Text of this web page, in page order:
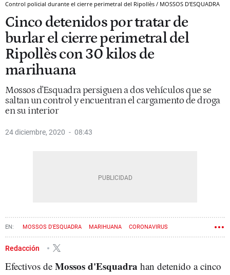
Control policial durante el cierre perimetral del Ripollès / MOSSOS D'ESQUADRA
Cinco detenidos por tratar de
burlar el cierre perimetral del
Ripollès con 30 kilos de
marihuana
Mossos d'Esquadra persiguen a dos vehículos que se
saltan un control y encuentran el cargamento de droga
en su interior
24 diciembre, 2020 08:43
MOSSOS D'ESQUADRA MARIHUANA CORONAVIRUS
Redacción
Efectivos de Mossos d'Esquadra han detenido a cinco